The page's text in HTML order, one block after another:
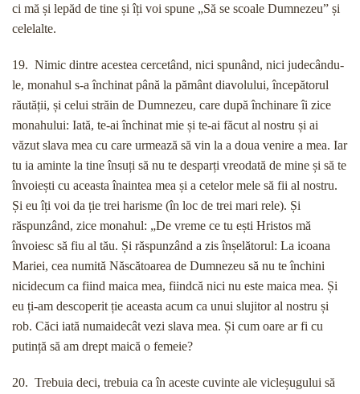
ci mă și lepăd de tine și îți voi spune „Să se scoale Dumnezeu” și
celelalte.
19. Nimic dintre acestea cercetând, nici spunând, nici judecându-
le, monahul s-a închinat până la pământ diavolului, începătorul
răutății, și celui străin de Dumnezeu, care după închinare îi zice
monahului: Iată, te-ai închinat mie și te-ai făcut al nostru și ai
văzut slava mea cu care urmează să vin la a doua venire a mea. Iar
tu ia aminte la tine însuți să nu te desparți vreodată de mine și să te
învoiești cu aceasta înaintea mea și a cetelor mele să fii al nostru.
Și eu îți voi da ție trei harisme (în loc de trei mari rele). Și
răspunzând, zice monahul: „De vreme ce tu ești Hristos mă
învoiesc să fiu al tău. Și răspunzând a zis înșelătorul: La icoana
Mariei, cea numită Născătoarea de Dumnezeu să nu te închini
nicidecum ca fiind maica mea, fiindcă nici nu este maica mea. Și
eu ți-am descoperit ție aceasta acum ca unui slujitor al nostru și
rob. Căci iată numaidecât vezi slava mea. Și cum oare ar fi cu
putință să am drept maică o femeie?
20. Trebuia deci, trebuia ca în aceste cuvinte ale vicleșugului să